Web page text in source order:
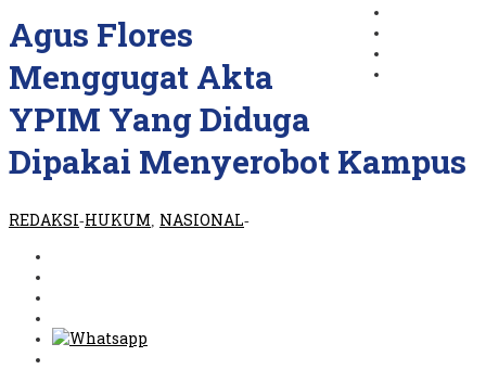
Agus Flores
Menggugat Akta
YPIM Yang Diduga
Dipakai Menyerobot Kampus
REDAKSI-HUKUM NASIONAL-